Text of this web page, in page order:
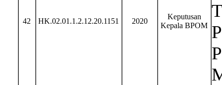
42 HK.02.01.1.2.12.20.1151 2020
Keputusan
Kepala BPOM